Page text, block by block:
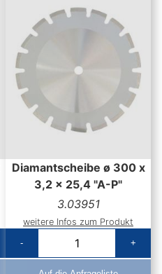
Diamantscheibe ø 300 x
3,2 x 25,4 "A-P"
3.03951
weitere Infos zum Produkt
-
+